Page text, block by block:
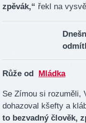
zpěvák,“ řekl na
Růže od Mládka
Se Zímou si rozuměli,
dohazoval kšefty a
to bezvadný člověk,